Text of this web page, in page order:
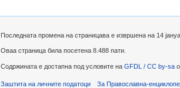
Последната промена на страницава е извршена на 14
Оваа страница била посетена 8.488 пати.
Содржината е достапна под условите на GFDL / CC by-sa
Заштита на личните податоци За Православна-